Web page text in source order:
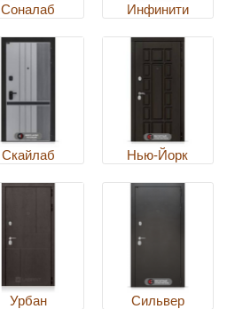
Соналаб Инфинити
Скайлаб Нью-Йорк
Урбан Сильвер